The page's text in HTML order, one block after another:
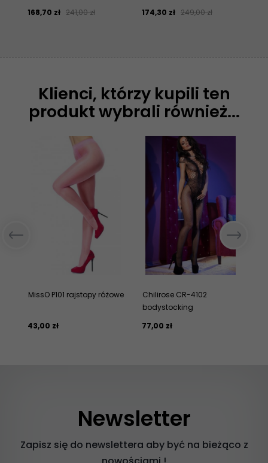
168,70 zł 241,00 zł
174,30 zł 249,00 zł
Klienci, którzy kupili ten
produkt wybrali również...
MissO P101 rajstopy różowe
43,00 zł
Chilirose CR-4102
bodystocking
77,00 zł
Newsletter
Zapisz się do newslettera aby być na bieżąco z